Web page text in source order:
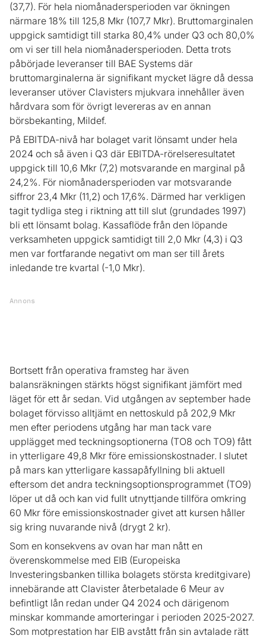
(37,7). För hela niomånadersperioden var ökningen
närmare 18% till 125,8 Mkr (107,7 Mkr). Bruttomarginalen
uppgick samtidigt till starka 80,4% under Q3 och 80,0%
om vi ser till hela niomånadersperioden. Detta trots
påbörjade leveranser till BAE Systems där
bruttomarginalerna är signifikant mycket lägre då dessa
leveranser utöver Clavisters mjukvara innehåller även
hårdvara som för övrigt levereras av en annan
börsbekanting, Mildef.
På EBITDA-nivå har bolaget varit lönsamt under hela
2024 och så även i Q3 där EBITDA-rörelseresultatet
uppgick till 10,6 Mkr (7,2) motsvarande en marginal på
24,2%. För niomånadersperioden var motsvarande
siffror 23,4 Mkr (11,2) och 17,6%. Därmed har verkligen
tagit tydliga steg i riktning att till slut (grundades 1997)
bli ett lönsamt bolag. Kassaflöde från den löpande
verksamheten uppgick samtidigt till 2,0 Mkr (4,3) i Q3
men var fortfarande negativt om man ser till årets
inledande tre kvartal (-1,0 Mkr).
Annons
Bortsett från operativa framsteg har även
balansräkningen stärkts högst signifikant jämfört med
läget för ett år sedan. Vid utgången av september hade
bolaget förvisso alltjämt en nettoskuld på 202,9 Mkr
men efter periodens utgång har man tack vare
upplägget med teckningsoptionerna (TO8 och TO9) fått
in ytterligare 49,8 Mkr före emissionskostnader. I slutet
på mars kan ytterligare kassapåfyllning bli aktuell
eftersom det andra teckningsoptionsprogrammet (TO9)
löper ut då och kan vid fullt utnyttjande tillföra omkring
60 Mkr före emissionskostnader givet att kursen håller
sig kring nuvarande nivå (drygt 2 kr).
Som en konsekvens av ovan har man nått en
överenskommelse med EIB (Europeiska
Investeringsbanken tillika bolagets största kreditgivare)
innebärande att Clavister återbetalade 6 Meur av
befintligt lån redan under Q4 2024 och därigenom
minskar kommande amorteringar i perioden 2025-2027.
Som motprestation har EIB avstått från sin avtalade rätt